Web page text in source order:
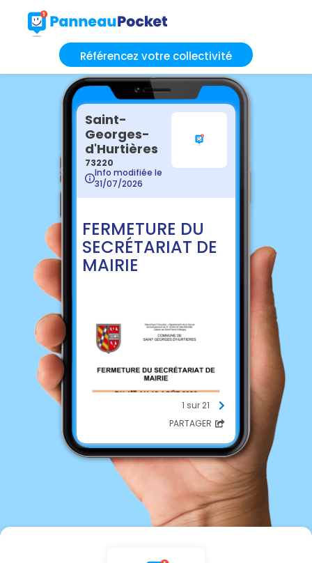
Référencez votre collectivité
Saint-
Georges-
d'Hurtières
73220
Info modifiée le
31/07/2026
FERMETURE DU
SECRÉTARIAT DE
MAIRIE
1 sur 21
PARTAGER